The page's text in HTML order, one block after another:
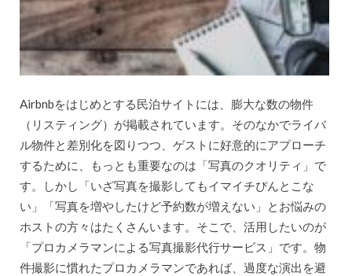
Airbnbをはじめとする民泊サイトには、膨大な数の物件
（リスティング）が掲載されています。そのなかでライバ
ル物件と差別化を図りつつ、ゲストに好意的にアプローチ
するために、もっとも重要なのは「写真のクオリティ」で
す。しかし「いざ写真を撮影してもイマイチぴんとこな
い」「写真を増やしたけど予約数が増えない」とお悩みの
ホストの方々はたくさんいます。そこで、活用したいのが
「プロカメラマンによる写真撮影代行サービス」です。物
件撮影に慣れたプロカメラマンであれば、過度な演出を避